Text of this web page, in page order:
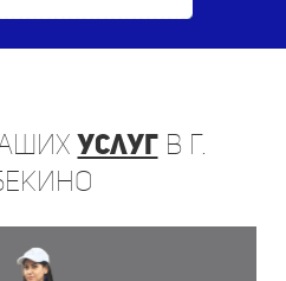
услугв г.